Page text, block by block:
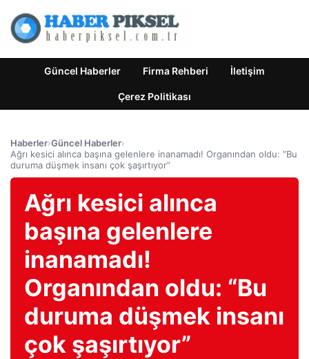
Güncel Haberler Firma Rehberi İletişim
Çerez Politikası
Haberler›Güncel Haberler›
Ağrı kesici alınca başına gelenlere inanamadı! Organından oldu: “Bu
duruma düşmek insanı çok şaşırtıyor”
Ağrı kesici alınca
başına gelenlere
inanamadı!
Organından oldu: “Bu
duruma düşmek insanı
çok şaşırtıyor”